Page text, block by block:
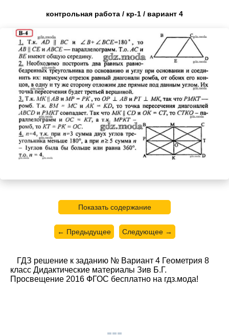
контрольная работа / кр-1 / вариант 4
Показать содержание
← Предыдущее Следующее →
ГДЗ решение к заданию № Вариант 4 Геометрия 8
класс Дидактические материалы Зив Б.Г.
Просвещение 2016 ФГОС бесплатно на гдз.мода!